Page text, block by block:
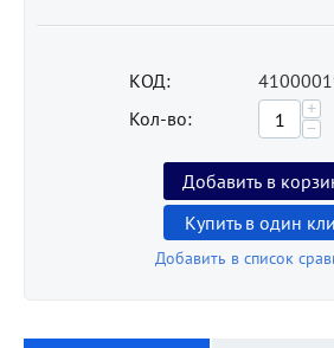
КОД:
Кол-во:
+
−
Добавить в
Купить в один
Добавить в список